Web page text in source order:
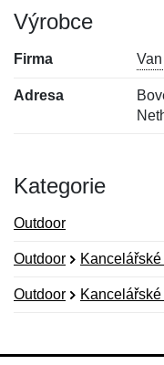
Výrobce
Firma
Adresa
Kategorie
Outdoor
Outdoor
Outdoor